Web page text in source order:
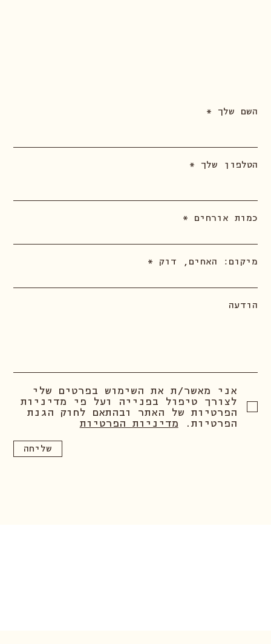
השם שלך
הטלפון שלך
כמות אורחים
מיקום: האחים, דוק
הודעה
שליחה
אני מאשר/ת את השימוש בפרטים שלי
לצורך טיפול בפנייה ועל פי מדיניות
הפרטיות של האתר ובהתאם לחוק הגנת
הפרטיות.
מדיניות הפרטיות